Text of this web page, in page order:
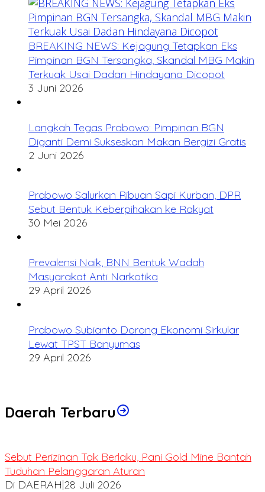
BREAKING NEWS: Kejagung Tetapkan Eks
Pimpinan BGN Tersangka, Skandal MBG Makin
Terkuak Usai Dadan Hindayana Dicopot
3 Juni 2026
Langkah Tegas Prabowo: Pimpinan BGN
Diganti Demi Sukseskan Makan Bergizi Gratis
2 Juni 2026
Prabowo Salurkan Ribuan Sapi Kurban, DPR
Sebut Bentuk Keberpihakan ke Rakyat
30 Mei 2026
Prevalensi Naik, BNN Bentuk Wadah
Masyarakat Anti Narkotika
29 April 2026
Prabowo Subianto Dorong Ekonomi Sirkular
Lewat TPST Banyumas
29 April 2026
Daerah Terbaru
Sebut Perizinan Tak Berlaku, Pani Gold Mine Bantah
Tuduhan Pelanggaran Aturan
Di DAERAH|28 Juli 2026